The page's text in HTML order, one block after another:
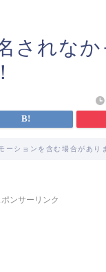
されな
ーションを含む場合があり
ポンサーリンク